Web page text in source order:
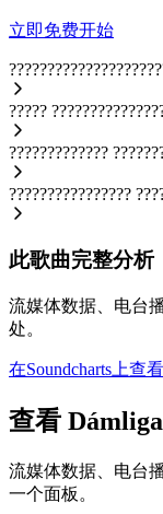
立即免费开始
?????
?????????????
????????????????
此歌曲完整分析
流媒体数据、电台
处。
在Soundcharts上查看
查看
流媒体数据、电台
一个面板。